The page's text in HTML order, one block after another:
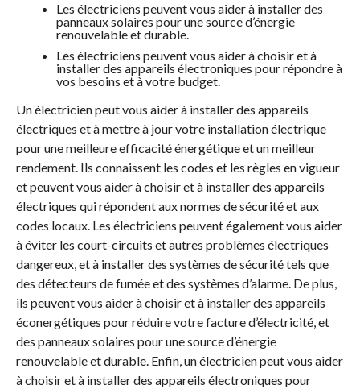
Les électriciens peuvent vous aider à installer des
panneaux solaires pour une source d’énergie
renouvelable et durable.
Les électriciens peuvent vous aider à choisir et à
installer des appareils électroniques pour répondre à
vos besoins et à votre budget.
Un électricien peut vous aider à installer des appareils
électriques et à mettre à jour votre installation électrique
pour une meilleure efficacité énergétique et un meilleur
rendement. Ils connaissent les codes et les règles en vigueur
et peuvent vous aider à choisir et à installer des appareils
électriques qui répondent aux normes de sécurité et aux
codes locaux. Les électriciens peuvent également vous aider
à éviter les court-circuits et autres problèmes électriques
dangereux, et à installer des systèmes de sécurité tels que
des détecteurs de fumée et des systèmes d’alarme. De plus,
ils peuvent vous aider à choisir et à installer des appareils
éconergétiques pour réduire votre facture d’électricité, et
des panneaux solaires pour une source d’énergie
renouvelable et durable. Enfin, un électricien peut vous aider
à choisir et à installer des appareils électroniques pour